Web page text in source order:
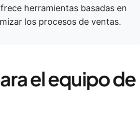
herramientas basadas en
los procesos de ventas.
el equipo de